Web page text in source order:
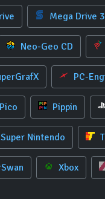
Mega Drive
Neo-Geo CD
PC-
Pico Pippin
Super Nintendo
Xbox